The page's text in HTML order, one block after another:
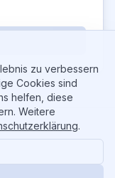
& Content.
zu verbessern
Cookies sind
helfen, diese
Weitere
.